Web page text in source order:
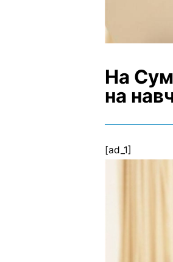
На
на
[ad_1]